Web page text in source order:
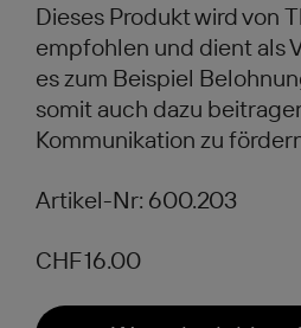
Dieses Produkt wird von
empfohlen und dient als
es zum Beispiel
somit auch dazu
Kommunikation zu
Artikel-Nr: 600.203
CHF 16.00